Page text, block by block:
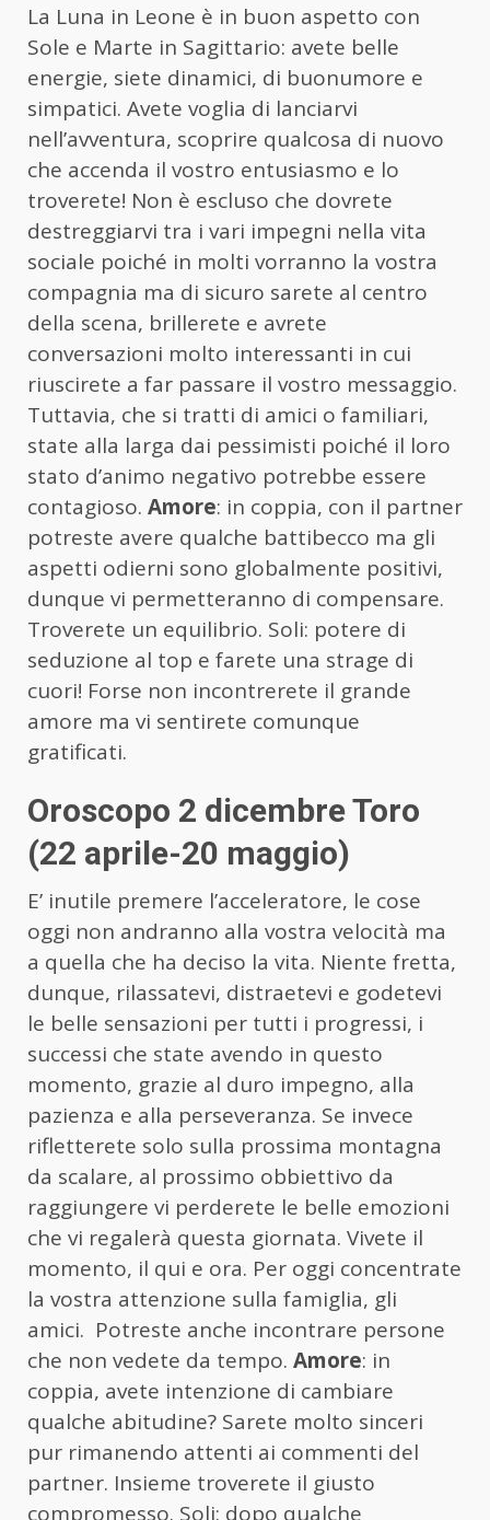
La Luna in Leone è in buon aspetto con
Sole e Marte in Sagittario: avete belle
energie, siete dinamici, di buonumore e
simpatici. Avete voglia di lanciarvi
nell’avventura, scoprire qualcosa di nuovo
che accenda il vostro entusiasmo e lo
troverete! Non è escluso che dovrete
destreggiarvi tra i vari impegni nella vita
sociale poiché in molti vorranno la vostra
compagnia ma di sicuro sarete al centro
della scena, brillerete e avrete
conversazioni molto interessanti in cui
riuscirete a far passare il vostro messaggio.
Tuttavia, che si tratti di amici o familiari,
state alla larga dai pessimisti poiché il loro
stato d’animo negativo potrebbe essere
contagioso. Amore: in coppia, con il partner
potreste avere qualche battibecco ma gli
aspetti odierni sono globalmente positivi,
dunque vi permetteranno di compensare.
Troverete un equilibrio. Soli: potere di
seduzione al top e farete una strage di
cuori! Forse non incontrerete il grande
amore ma vi sentirete comunque
gratificati.
Oroscopo 2 dicembre Toro
(22 aprile-20 maggio)
E’ inutile premere l’acceleratore, le cose
oggi non andranno alla vostra velocità ma
a quella che ha deciso la vita. Niente fretta,
dunque, rilassatevi, distraetevi e godetevi
le belle sensazioni per tutti i progressi, i
successi che state avendo in questo
momento, grazie al duro impegno, alla
pazienza e alla perseveranza. Se invece
rifletterete solo sulla prossima montagna
da scalare, al prossimo obbiettivo da
raggiungere vi perderete le belle emozioni
che vi regalerà questa giornata. Vivete il
momento, il qui e ora. Per oggi concentrate
la vostra attenzione sulla famiglia, gli
amici. Potreste anche incontrare persone
che non vedete da tempo. Amore: in
coppia, avete intenzione di cambiare
qualche abitudine? Sarete molto sinceri
pur rimanendo attenti ai commenti del
partner. Insieme troverete il giusto
compromesso. Soli: dopo qualche